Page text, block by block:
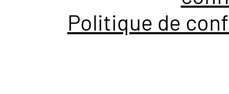
Politique de